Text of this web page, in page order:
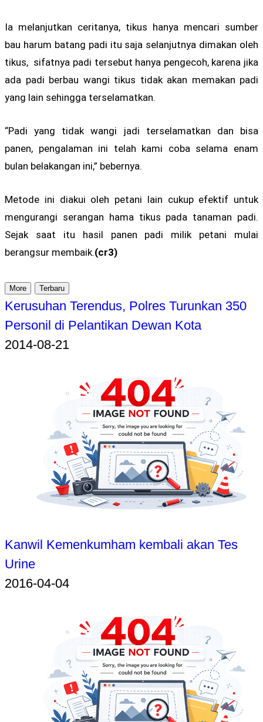
Ia melanjutkan ceritanya, tikus hanya mencari sumber
bau harum batang padi itu saja selanjutnya dimakan oleh
tikus, sifatnya padi tersebut hanya pengecoh, karena jika
ada padi berbau wangi tikus tidak akan memakan padi
yang lain sehingga terselamatkan.
“Padi yang tidak wangi jadi terselamatkan dan bisa
panen, pengalaman ini telah kami coba selama enam
bulan belakangan ini,” bebernya.
Metode ini diakui oleh petani lain cukup efektif untuk
mengurangi serangan hama tikus pada tanaman padi.
Sejak saat itu hasil panen padi milik petani mulai
berangsur membaik.(cr3)
More Terbaru
Kerusuhan Terendus, Polres Turunkan 350
Personil di Pelantikan Dewan Kota
2014-08-21
Kanwil Kemenkumham kembali akan Tes
Urine
2016-04-04